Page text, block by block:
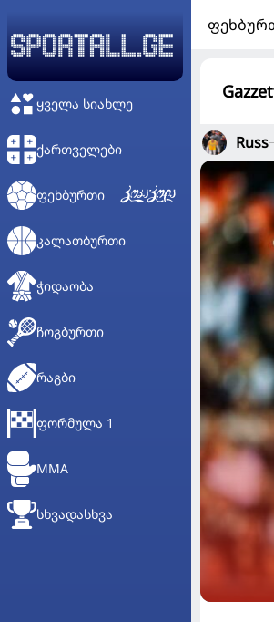
ᲧᲕᲔᲚᲐ ᲡᲘᲐᲮᲚᲔ
ᲥᲐᲠᲗᲕᲔᲚᲔᲑᲘ
ᲤᲔᲮᲑᲣᲠᲗᲘ
ᲙᲐᲚᲐᲗᲑᲣᲠᲗᲘ
ᲭᲘᲓᲐᲝᲑᲐ
ᲩᲝᲒᲑᲣᲠᲗᲘ
ᲠᲐᲒᲑᲘ
ᲤᲝᲠᲛᲣᲚᲐ 1
MMA
ᲡᲮᲕᲐᲓᲐᲡᲮᲕᲐ
Russ